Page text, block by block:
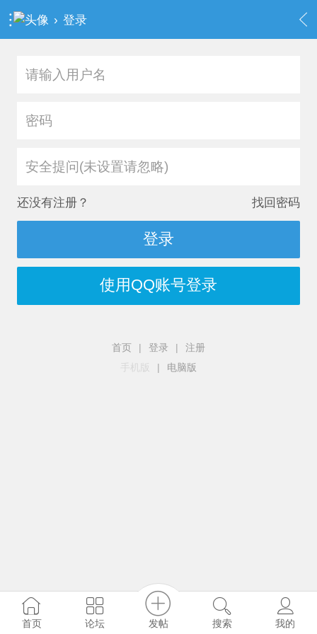
› 登录
安全提问(未设置请忽略)
还没有注册？ 找回密码
登录
使用QQ账号登录
首页 | 登录 |
注册
手机版
| 电脑版
首页 论坛 发帖 搜索 我的